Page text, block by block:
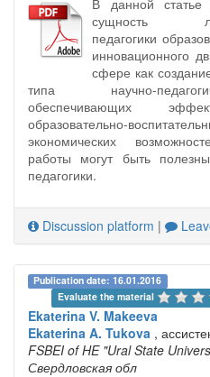
В данной
сущность
педагогики
инновационного
сфере как
типа научно-
обеспечивающих
образовательно-
экономических
работы могут быть
педагогики.
Discussion platform |
Publication date: 16.01.2016
Evaluate the material
Ekaterina V. Makeeva
Ekaterina A. Tukova ,
FSBEI of HE "Ural State
Свердловская обл